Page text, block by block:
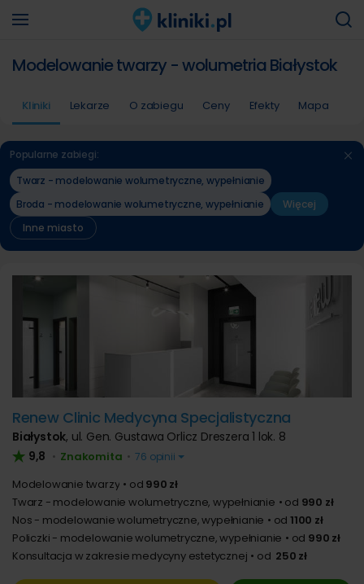
Modelowanie twarzy - wolumetria Białystok
Kliniki Lekarze O zabiegu Ceny Efekty Mapa
Popularne zabiegi:
Twarz - modelowanie wolumetryczne, wypełnianie
Broda - modelowanie wolumetryczne, wypełnianie
Więcej
Inne miasto
Renew Clinic Medycyna Specjalistyczna
Białystok, ul. Gen. Gustawa Orlicz Dreszera 1 lok. 8
9,8 • Znakomita • 76 opinii
Modelowanie twarzy od 990 zł
Twarz - modelowanie wolumetryczne, wypełnianie
od 990 zł
Nos - modelowanie wolumetryczne, wypełnianie
od 1100 zł
Policzki - modelowanie wolumetryczne, wypełnianie
od 990 zł
Konsultacja w zakresie medycyny estetycznej
od 250 zł